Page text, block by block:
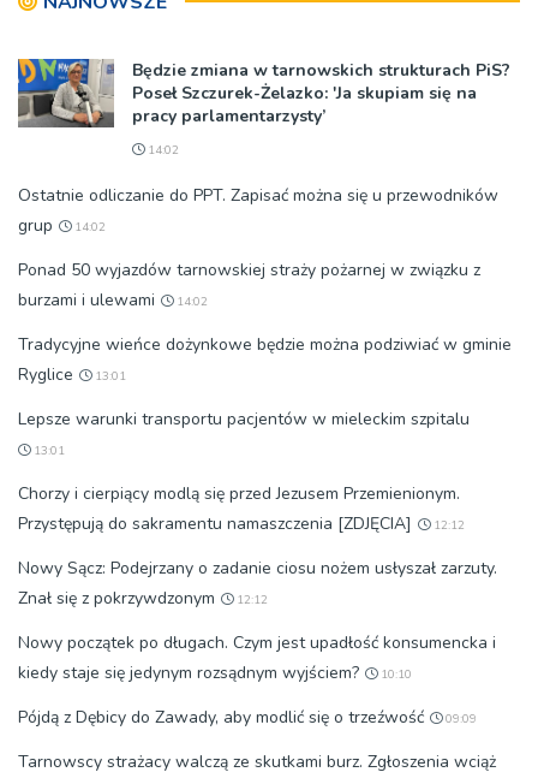
Będzie zmiana w tarnowskich strukturach PiS?
Poseł Szczurek-Żelazko: 'Ja skupiam się na
pracy parlamentarzysty’
14:02
Ostatnie odliczanie do PPT. Zapisać można się u przewodników
grup
14:02
Ponad 50 wyjazdów tarnowskiej straży pożarnej w związku z
burzami i ulewami
14:02
Tradycyjne wieńce dożynkowe będzie można podziwiać w gminie
Ryglice
13:01
Lepsze warunki transportu pacjentów w mieleckim szpitalu
13:01
Chorzy i cierpiący modlą się przed Jezusem Przemienionym.
Przystępują do sakramentu namaszczenia [ZDJĘCIA]
12:12
Nowy Sącz: Podejrzany o zadanie ciosu nożem usłyszał zarzuty.
Znał się z pokrzywdzonym
12:12
Nowy początek po długach. Czym jest upadłość konsumencka i
kiedy staje się jedynym rozsądnym wyjściem?
10:10
Pójdą z Dębicy do Zawady, aby modlić się o trzeźwość 09:09
Tarnowscy strażacy walczą ze skutkami burz. Zgłoszenia wciąż